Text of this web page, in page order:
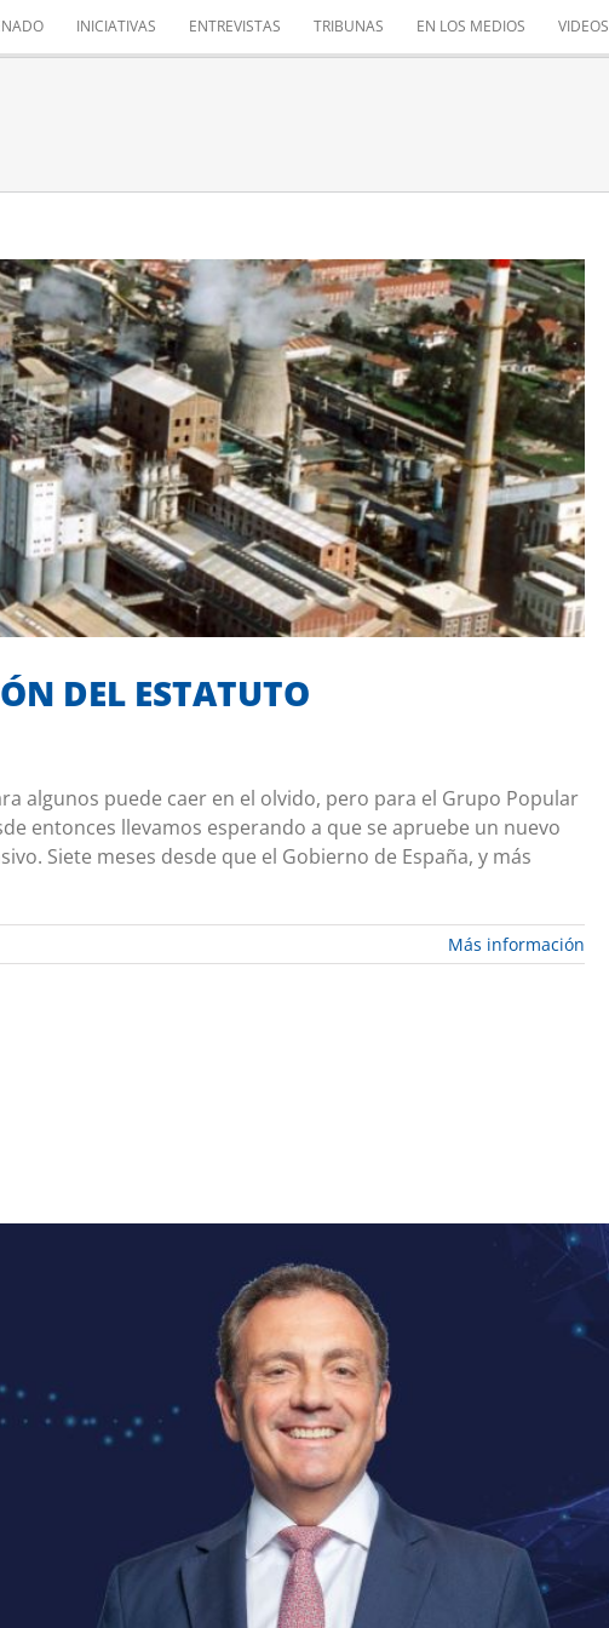
INICIATIVAS ENTREVISTAS TRIBUNAS EN LOS MEDIOS VIDEOS
DEL ESTATUTO ELECTROINTENSIVO
Mis iniciativas
DEL ESTATUTO
algunos puede caer en el olvido, pero para el Grupo Popular
entonces llevamos esperando a que se apruebe un nuevo
Siete meses desde que el Gobierno de España, y más
Más información